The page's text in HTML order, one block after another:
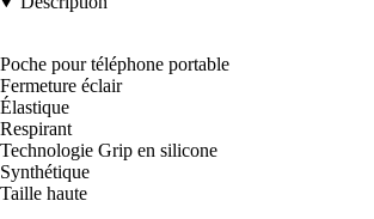
Poche pour téléphone portable
Fermeture éclair
Élastique
Respirant
Technologie Grip en silicone
Synthétique
Taille haute